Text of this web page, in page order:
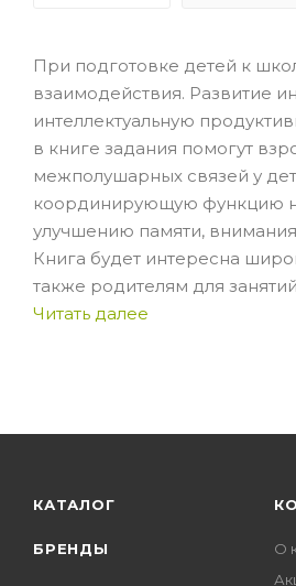
При подготовке детей к
взаимодействия. Развитие
интеллектуальную
в книге задания помогут
межполушарных связей у
координирующую функцию
улучшению памяти,
Книга будет интересна
также родителям для
Читать далее
КАТАЛОГ
БРЕНДЫ
О